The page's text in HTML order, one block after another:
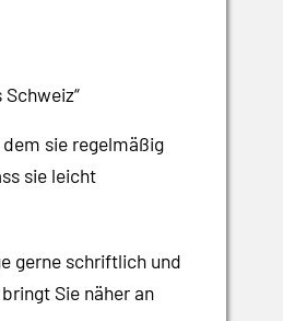
sie regelmäßig
sie leicht
gerne schriftlich und
Sie näher an